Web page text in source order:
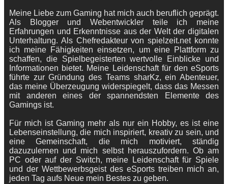
Meine Liebe zum Gaming hat mich auch beruflich geprägt.
Als Blogger und Webentwickler teile ich meine
Erfahrungen und Erkenntnisse aus der Welt der digitalen
Unterhaltung. Als Chefredakteur von spielzeit.net konnte
ich meine Fähigkeiten einsetzen, um eine Plattform zu
schaffen, die Spielbegeisterten wertvolle Einblicke und
Informationen bietet. Meine Leidenschaft für den eSports
führte zur Gründung des Teams sharKz, ein Abenteuer,
das meine Überzeugung widerspiegelt, dass das Messen
mit anderen eines der spannendsten Elemente des
Gamings ist.
Für mich ist Gaming mehr als nur ein Hobby, es ist eine
Lebenseinstellung, die mich inspiriert, kreativ zu sein, und
eine Gemeinschaft, die mich motiviert, ständig
dazuzulernen und mich selbst herauszufordern. Ob am
PC oder auf der Switch, meine Leidenschaft für Spiele
und der Wettbewerbsgeist des eSports treiben mich an,
jeden Tag aufs Neue mein Bestes zu geben.